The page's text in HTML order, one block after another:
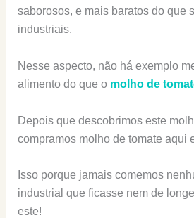
saborosos, e mais baratos do que
industriais.
Nesse aspecto, não há exemplo
alimento do que o molho de
Depois que descobrimos este
compramos molho de tomate aqui
Isso porque jamais comemos
industrial que ficasse nem de
este!